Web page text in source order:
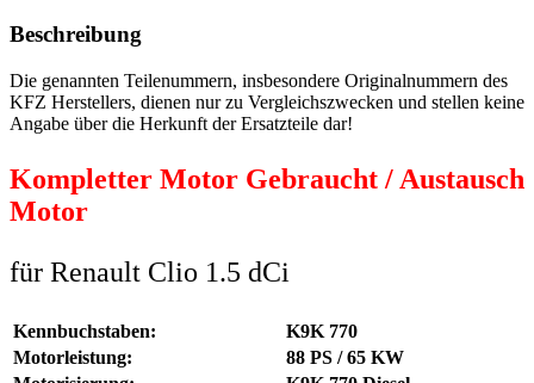
Beschreibung
Die genannten Teilenummern, insbesondere Originalnummern des
KFZ Herstellers, dienen nur zu Vergleichszwecken und stellen keine
Angabe über die Herkunft der Ersatzteile dar!
Kompletter Motor Gebraucht / Austausch
Motor
für Renault Clio 1.5 dCi
Kennbuchstaben:
K9K 770
Motorleistung:
88 PS / 65 KW